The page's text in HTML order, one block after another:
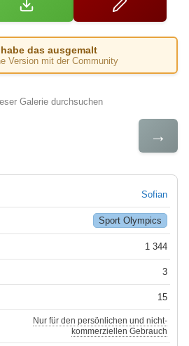
das ausgemalt
Version mit der Community
Galerie durchsuchen
→
Sofian
Sport Olympics
1 344
3
15
Nur für den persönlichen und nicht-
kommerziellen Gebrauch